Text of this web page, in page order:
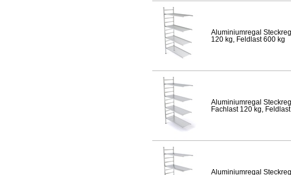
Aluminiumregal
120 kg, Feldlast 600 kg
Aluminiumregal
Fachlast 120 kg,
Aluminiumregal